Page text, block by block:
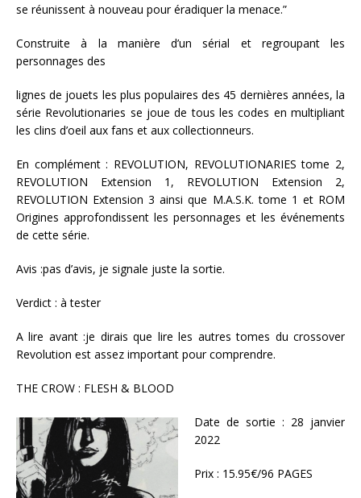
se réunissent à nouveau pour éradiquer la menace.”
Construite à la manière d’un sérial et regroupant les
personnages des
lignes de jouets les plus populaires des 45 dernières années, la
série Revolutionaries se joue de tous les codes en multipliant
les clins d’oeil aux fans et aux collectionneurs.
En complément : REVOLUTION, REVOLUTIONARIES tome 2,
REVOLUTION Extension 1 , REVOLUTION Extension 2,
REVOLUTION Extension 3 ainsi que M.A.S.K. tome 1 et ROM
Origines approfondissent les personnages et les événements
de cette série.
Avis :pas d’avis, je signale juste la sortie.
Verdict : à tester
A lire avant :je dirais que lire les autres tomes du crossover
Revolution est assez important pour comprendre.
THE CROW : FLESH & BLOOD
Date de sortie : 28 janvier
2022
Prix : 15.95€/96 PAGES